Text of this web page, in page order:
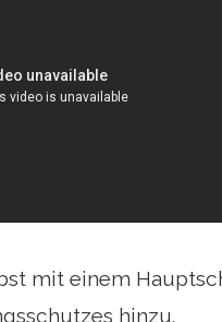
mit einem
hinzu.